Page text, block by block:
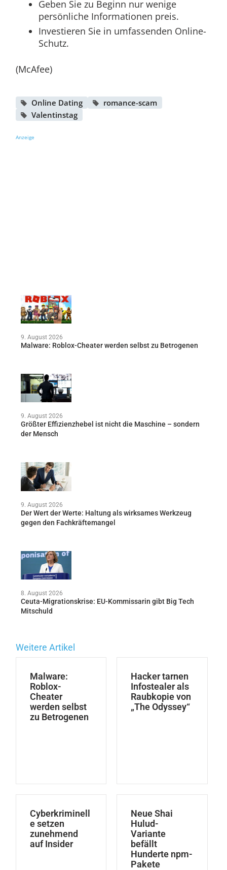
Geben Sie zu Beginn nur wenige
persönliche Informationen preis.
Investieren Sie in umfassenden Online-
Schutz.
(McAfee)
Online Dating
romance-scam
Valentinstag
Anzeige
9. August 2026
Malware: Roblox-Cheater werden selbst zu Betrogenen
9. August 2026
Größter Effizienzhebel ist nicht die Maschine – sondern
der Mensch
9. August 2026
Der Wert der Werte: Haltung als wirksames Werkzeug
gegen den Fachkräftemangel
8. August 2026
Ceuta-Migrationskrise: EU-Kommissarin gibt Big Tech
Mitschuld
Weitere Artikel
Malware:
Roblox-
Cheater
werden selbst
zu Betrogenen
Hacker tarnen
Infostealer als
Raubkopie von
„The Odyssey“
Cyberkriminell
e setzen
zunehmend
auf Insider
Neue Shai
Hulud-
Variante
befällt
Hunderte npm-
Pakete